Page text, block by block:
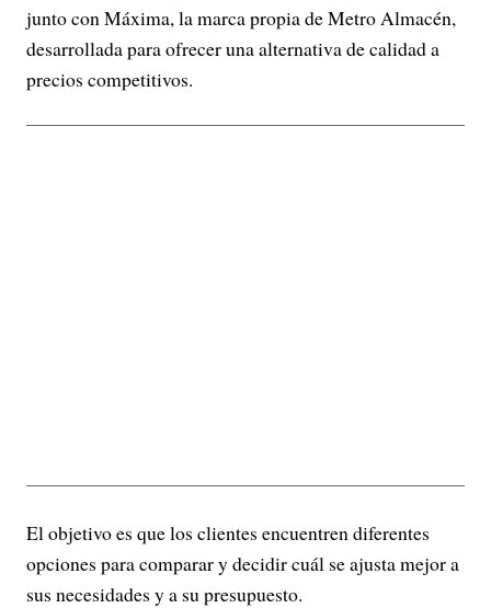
junto con Máxima, la marca propia de Metro Almacén,
desarrollada para ofrecer una alternativa de calidad a
precios competitivos.
El objetivo es que los clientes encuentren diferentes
opciones para comparar y decidir cuál se ajusta mejor a
sus necesidades y a su presupuesto.